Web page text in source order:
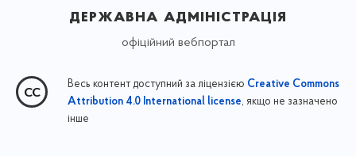
державна адміністрація
офіційний вебпортал
Весь контент доступний за ліцензією Creative Commons
Attribution 4.0 International license, якщо не зазначено
інше